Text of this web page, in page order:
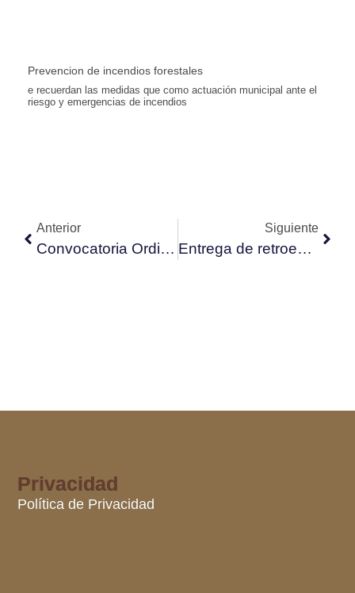
Prevencion de incendios forestales
e recuerdan las medidas que como actuación municipal ante el
riesgo y emergencias de incendios
Anterior
Convocatoria Ordinaria de Pleno 29 de marzo de 2025
Siguiente
Entrega de retroexcavadora
Privacidad
Política de Privacidad